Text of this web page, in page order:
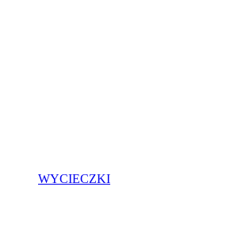
WYCIECZKI